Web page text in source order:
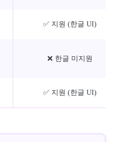
✅ 지원 (한글 UI)
❌ 한글 미지원
✅ 지원 (한글 UI)